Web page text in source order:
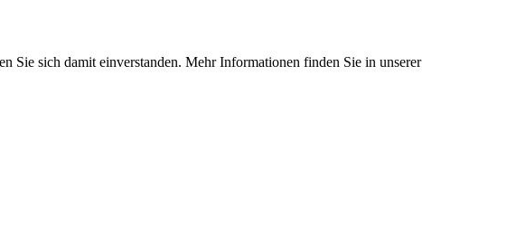
Sie sich damit einverstanden. Mehr Informationen finden Sie in unserer